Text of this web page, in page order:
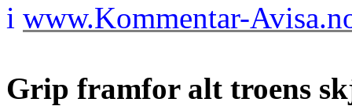
i www.Kommentar-
Grip framfor alt troens